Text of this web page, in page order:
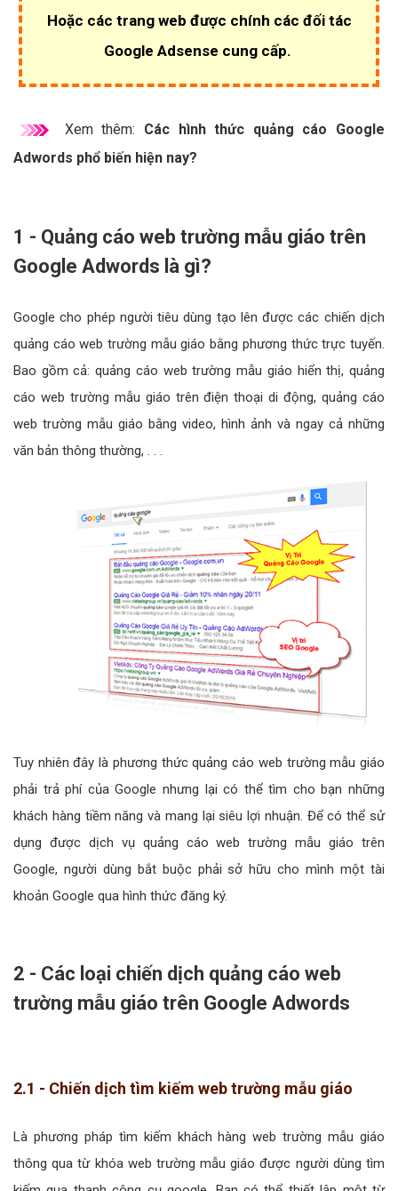
Hoặc các trang web được chính các đối tác
Google Adsense cung cấp.
Xem thêm: Các hình thức quảng cáo Google
Adwords phổ biến hiện nay?
1 - Quảng cáo web trường mẫu giáo trên
Google Adwords là gì?
Google cho phép người tiêu dùng tạo lên được các chiến dịch
quảng cáo web trường mẫu giáo bằng phương thức trực tuyến.
Bao gồm cả: quảng cáo web trường mẫu giáo hiển thị, quảng
cáo web trường mẫu giáo trên điện thoại di động, quảng cáo
web trường mẫu giáo bằng video, hình ảnh và ngay cả những
văn bản thông thường, . . .
Tuy nhiên đây là phương thức quảng cáo web trường mẫu giáo
phải trả phí của Google nhưng lại có thể tìm cho bạn những
khách hàng tiềm năng và mang lại siêu lợi nhuận. Để có thể sử
dụng được dịch vụ quảng cáo web trường mẫu giáo trên
Google, người dùng bắt buộc phải sở hữu cho mình một tài
khoản Google qua hình thức đăng ký.
2 - Các loại chiến dịch quảng cáo web
trường mẫu giáo trên Google Adwords
2.1 - Chiến dịch tìm kiếm web trường mẫu giáo
Là phương pháp tìm kiếm khách hàng web trường mẫu giáo
thông qua từ khóa web trường mẫu giáo được người dùng tìm